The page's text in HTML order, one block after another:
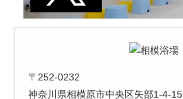
〒252-0232
神奈川県相模原市中央区矢部1-4-15